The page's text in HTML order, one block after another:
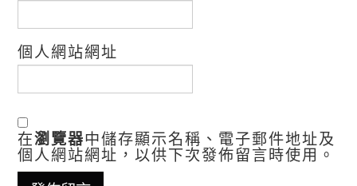
個人網站網址
在瀏覽器中儲存顯示名稱、電子郵件地址及
個人網站網址，以供下次發佈留言時使用。